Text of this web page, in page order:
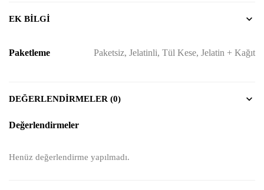
EK BILGI
Paketleme Paketsiz, Jelatinli, Tül Kese, Jelatin + Kağıt
DEĞERLENDIRMELER (0)
Değerlendirmeler
Henüz değerlendirme yapılmadı.